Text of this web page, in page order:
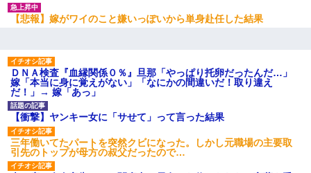
【悲報】嫁がワイのこと嫌いっぽいから単身赴任した結果
ＤＮＡ検査『血縁関係０％』旦那「やっぱり托卵だったんだ…」
嫁「本当に身に覚えがない」「なにかの間違いだ！取り違え
だ！」→ 嫁「あっ」
【衝撃】ヤンキー女に「サせて」って言った結果
三年働いてたパートを突然クビになった。しかし元職場の主要取
引先のトップが母方の叔父だったので…